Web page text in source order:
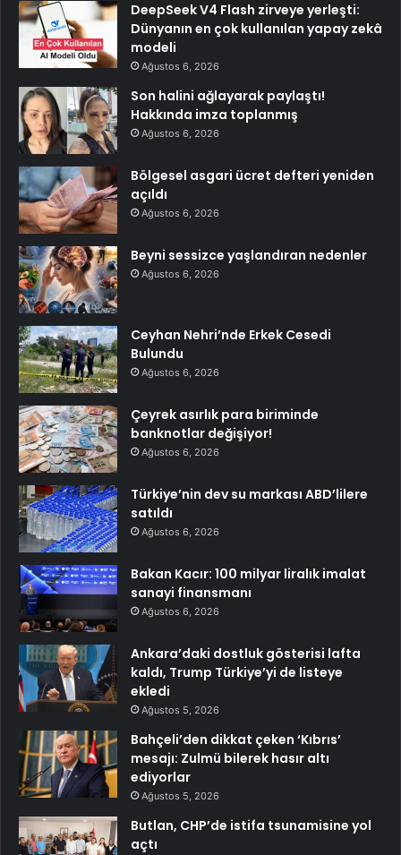
DeepSeek V4 Flash zirveye yerleşti:
Dünyanın en çok kullanılan yapay zekâ
modeli
Ağustos 6, 2026
Son halini ağlayarak paylaştı!
Hakkında imza toplanmış
Ağustos 6, 2026
Bölgesel asgari ücret defteri yeniden
açıldı
Ağustos 6, 2026
Beyni sessizce yaşlandıran nedenler
Ağustos 6, 2026
Ceyhan Nehri’nde Erkek Cesedi
Bulundu
Ağustos 6, 2026
Çeyrek asırlık para biriminde
banknotlar değişiyor!
Ağustos 6, 2026
Türkiye’nin dev su markası ABD’lilere
satıldı
Ağustos 6, 2026
Bakan Kacır: 100 milyar liralık imalat
sanayi finansmanı
Ağustos 6, 2026
Ankara’daki dostluk gösterisi lafta
kaldı, Trump Türkiye’yi de listeye
ekledi
Ağustos 5, 2026
Bahçeli’den dikkat çeken ‘Kıbrıs’
mesajı: Zulmü bilerek hasır altı
ediyorlar
Ağustos 5, 2026
Butlan, CHP’de istifa tsunamisine yol
açtı